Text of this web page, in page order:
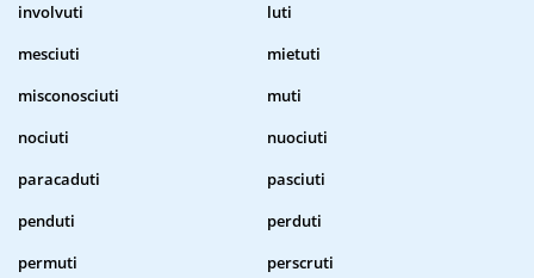
involvuti
luti
mesciuti
mietuti
misconosciuti
muti
nociuti
nuociuti
paracaduti
pasciuti
penduti
perduti
permuti
perscruti